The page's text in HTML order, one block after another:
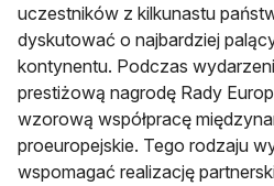
uczestników z kilkunastu
dyskutować o najbardziej
kontynentu. Podczas
prestiżową nagrodę Rady
wzorową współpracę
proeuropejskie. Tego rodzaju
wspomagać realizację